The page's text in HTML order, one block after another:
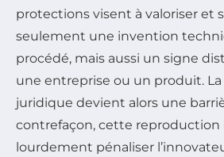
protections visent à valoriser et
seulement une invention
procédé, mais aussi un signe
une entreprise ou un produit.
juridique devient alors une
contrefaçon, cette reproduction
lourdement pénaliser